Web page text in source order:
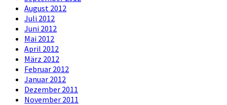
August 2012
Juli 2012
Juni 2012
Mai 2012
April 2012
März 2012
Februar 2012
Januar 2012
Dezember 2011
November 2011